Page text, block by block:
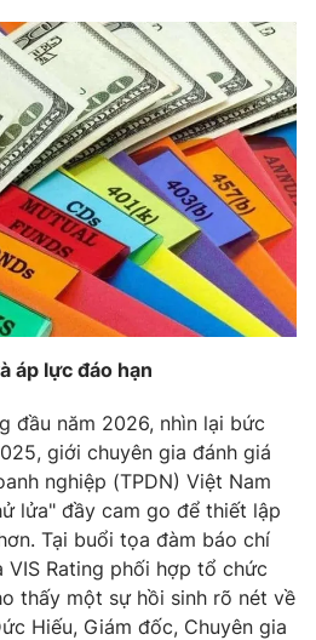
lai
áp lực đáo hạn
đầu năm 2026, nhìn lại bức
giới chuyên gia đánh giá
nghiệp (TPDN) Việt Nam
lửa" đầy cam go để thiết lập
Tại buổi tọa đàm báo chí
Rating phối hợp tổ chức
thấy một sự hồi sinh rõ nét về
Hiếu, Giám đốc, Chuyên gia